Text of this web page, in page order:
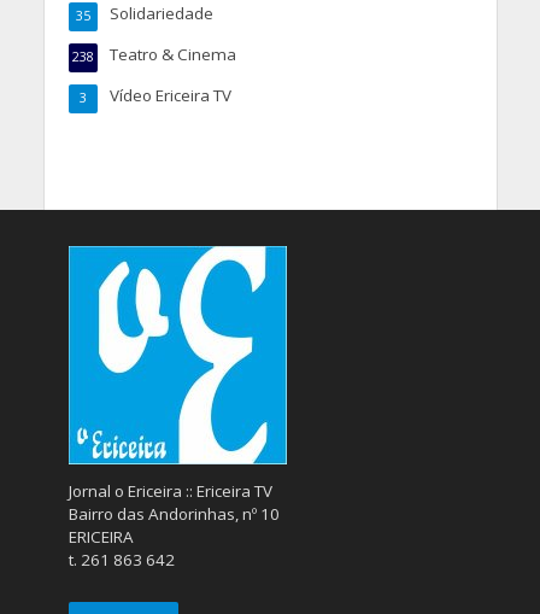
Solidariedade
35
Teatro & Cinema
238
Vídeo Ericeira TV
3
Jornal o Ericeira :: Ericeira TV
Bairro das Andorinhas, nº 10
ERICEIRA
t. 261 863 642